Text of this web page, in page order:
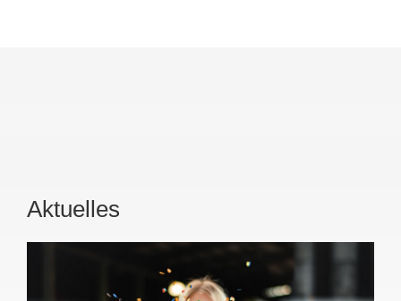
Aktuelles